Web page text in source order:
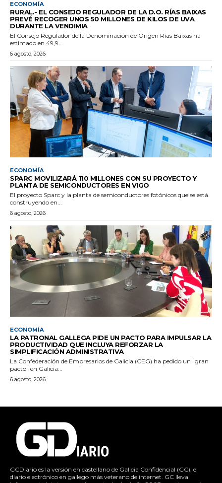
ECONOMÍA
RURAL.- EL CONSEJO REGULADOR DE LA D.O. RÍAS BAIXAS
PREVÉ RECOGER UNOS 50 MILLONES DE KILOS DE UVA
DURANTE LA VENDIMIA
El Consejo Regulador de la Denominación de Origen Rías Baixas ha
estimado en 49,9...
6 agosto, 2026
ECONOMÍA
SPARC MOVILIZARÁ 110 MILLONES CON SU PROYECTO Y
PLANTA DE SEMICONDUCTORES EN VIGO
El proyecto Sparc y la planta de semiconductores fotónicos que se está
construyendo en...
6 agosto, 2026
ECONOMÍA
LA PATRONAL GALLEGA PIDE UN PACTO PARA IMPULSAR LA
PRODUCTIVIDAD QUE INCLUYA REFORZAR LA
SIMPLIFICACIÓN ADMINISTRATIVA
La Confederación de Empresarios de Galicia (CEG) ha pedido un "gran
pacto" en Galicia...
6 agosto, 2026
GCDiario es la versión en castellano de Galicia Confidencial (GC), el
diario electrónico en gallego más veterano de internet. GC lleva